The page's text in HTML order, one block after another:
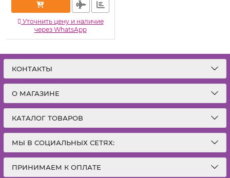
Уточнить цену и наличие
через WhatsApp
КОНТАКТЫ
О МАГАЗИНЕ
КАТАЛОГ ТОВАРОВ
МЫ В СОЦИАЛЬНЫХ СЕТЯХ:
ПРИНИМАЕМ К ОПЛАТЕ